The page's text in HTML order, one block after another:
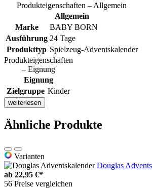
Produkteigenschaften – Allgemein
Allgemein
Marke
BABY BORN
Ausführung 24 Tage
Produkttyp Spielzeug-Adventskalender
Produkteigenschaften
– Eignung
Eignung
Zielgruppe Kinder
weiterlesen
Ähnliche Produkte
Varianten
Douglas
ab 22,95 €*
56 Preise vergleichen